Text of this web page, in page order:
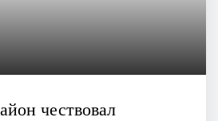
чествовал